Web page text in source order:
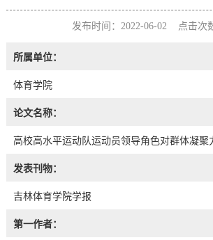
发布时间：2022-06-02 点击次
所属单位：
体育学院
论文名称：
高校高水平运动队运动员领导角色对群体凝聚
发表刊物：
吉林体育学院学报
第一作者：